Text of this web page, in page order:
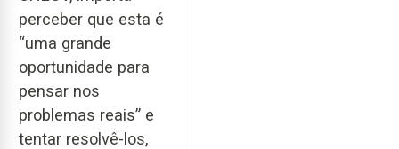
perceber que esta é
“uma grande
oportunidade para
pensar nos
problemas reais” e
tentar resolvê-los,